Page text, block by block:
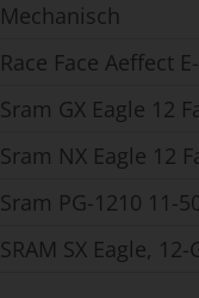
Mechanisch
Race Face Aeffect
Sram GX Eagle 12
Sram NX Eagle 12
Sram PG-1210 11-
SRAM SX Eagle,